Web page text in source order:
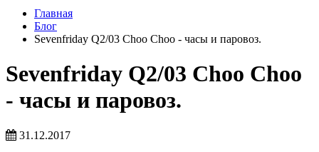
Главная
Блог
Sevenfriday Q2/03 Choo Choo - часы и паровоз.
Sevenfriday Q2/03 Choo Choo
- часы и паровоз.
31.12.2017